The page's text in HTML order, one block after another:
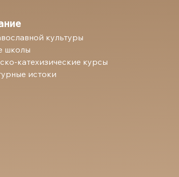
культуры
школы
катехизические курсы
истоки